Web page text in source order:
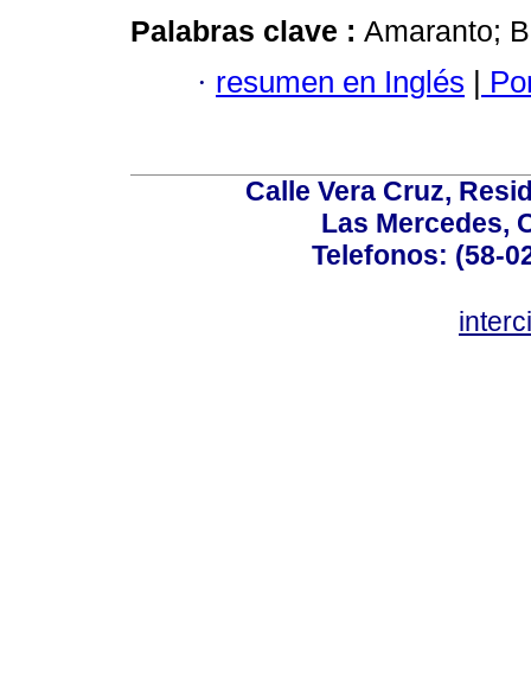
Palabras clave : Amaranto;
· resumen en Inglés |
Calle Vera Cruz,
Las Mercedes,
Telefonos: (58-